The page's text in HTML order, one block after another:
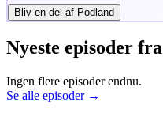
Bliv en del af Podland
Nyeste episoder fra
Ingen flere episoder endnu.
Se alle episoder →